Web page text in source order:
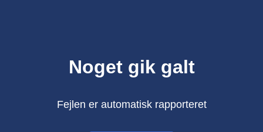
Noget gik galt
Fejlen er automatisk rapporteret